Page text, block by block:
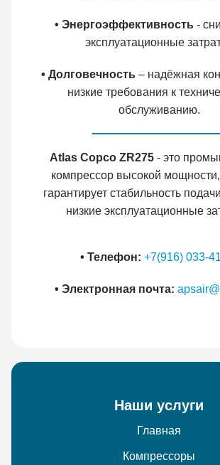
• Энергоэффективность -
эксплуатационные
• Долговечность – надёжная
низкие требования к
обслуживанию.
Atlas Copco ZR275 - это
компрессор высокой
гарантирует стабильность
низкие эксплуатационные
• Телефон: +7(916) 033-
• Электронная почта:
Наши услуги
Главная
Компрессоры